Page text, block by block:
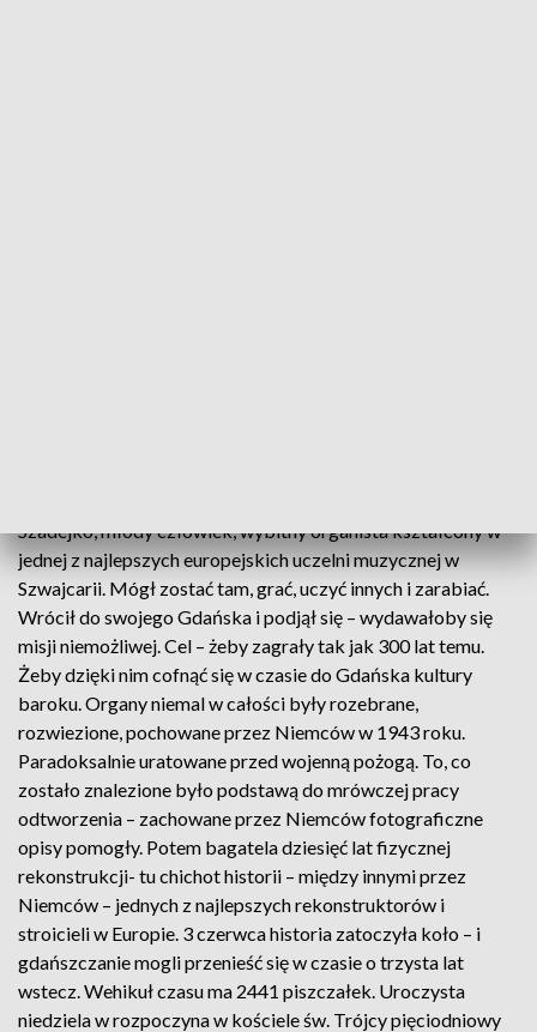
Szadejko, młody człowiek, wybitny organista kształcony w
jednej z najlepszych europejskich uczelni muzycznej w
Szwajcarii. Mógł zostać tam, grać, uczyć innych i zarabiać.
Wrócił do swojego Gdańska i podjął się – wydawałoby się
misji niemożliwej. Cel – żeby zagrały tak jak 300 lat temu.
Żeby dzięki nim cofnąć się w czasie do Gdańska kultury
baroku. Organy niemal w całości były rozebrane,
rozwiezione, pochowane przez Niemców w 1943 roku.
Paradoksalnie uratowane przed wojenną pożogą. To, co
zostało znalezione było podstawą do mrówczej pracy
odtworzenia – zachowane przez Niemców fotograficzne
opisy pomogły. Potem bagatela dziesięć lat fizycznej
rekonstrukcji- tu chichot historii – między innymi przez
Niemców – jednych z najlepszych rekonstruktorów i
stroicieli w Europie. 3 czerwca historia zatoczyła koło – i
gdańszczanie mogli przenieść się w czasie o trzysta lat
wstecz. Wehikuł czasu ma 2441 piszczałek. Uroczysta
niedziela w rozpoczyna w kościele św. Trójcy pięciodniowy